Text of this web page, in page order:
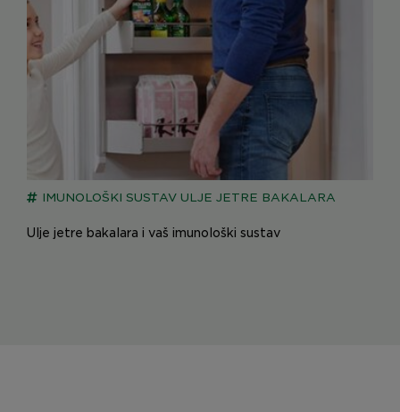
Ulje jetre bakalara i vaš imunološki sustav
IMUNOLOŠKI SUSTAV ULJE JETRE BAKALARA